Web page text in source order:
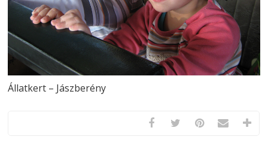
Állatkert – Jászberény